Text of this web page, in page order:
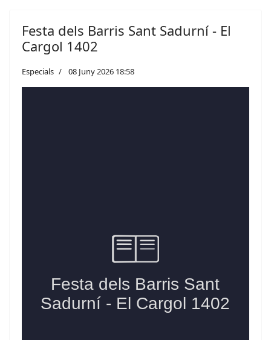
Festa dels Barris Sant Sadurní - El
Cargol 1402
Especials 08 Juny 2026 18:58